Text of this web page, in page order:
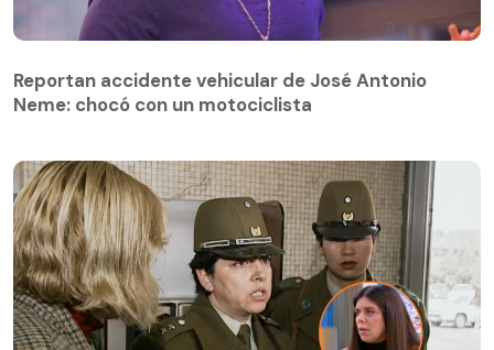
Reportan accidente vehicular de José Antonio
Neme: chocó con un motociclista